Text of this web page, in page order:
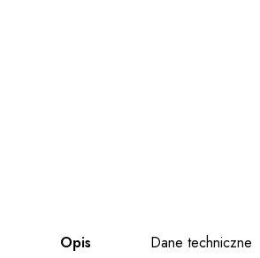
Opis Dane techniczne